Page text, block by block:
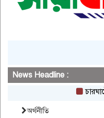
News Headline :
চারঘাটে
অর্থনীতি